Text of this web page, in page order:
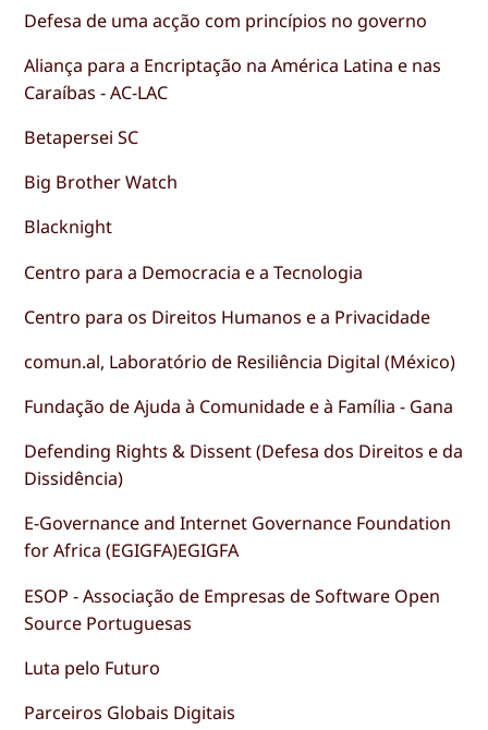
Defesa de uma acção com princípios no governo
Aliança para a Encriptação na América Latina e nas
Caraíbas - AC-LAC
Betapersei SC
Big Brother Watch
Blacknight
Centro para a Democracia e a Tecnologia
Centro para os Direitos Humanos e a Privacidade
comun.al, Laboratório de Resiliência Digital (México)
Fundação de Ajuda à Comunidade e à Família - Gana
Defending Rights & Dissent (Defesa dos Direitos e da
Dissidência)
E-Governance and Internet Governance Foundation
for Africa (EGIGFA)EGIGFA
ESOP - Associação de Empresas de Software Open
Source Portuguesas
Luta pelo Futuro
Parceiros Globais Digitais